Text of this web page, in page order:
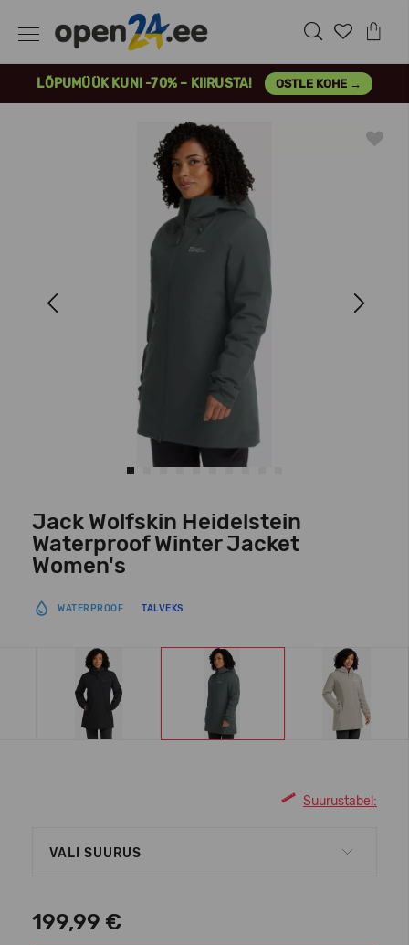
LÕPUMÜÜK KUNI -70% – KIIRUSTA! OSTLE KOHE →
Next
Jack Wolfskin Heidelstein
Waterproof Winter Jacket
Women's
WATERPROOF TALVEKS
Suurustabel:
VALI SUURUS
199,99 €